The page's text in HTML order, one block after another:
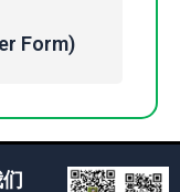
Form)